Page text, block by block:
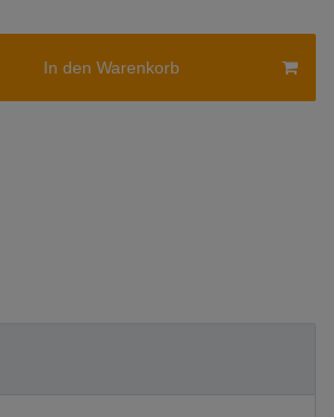
In den Warenkorb